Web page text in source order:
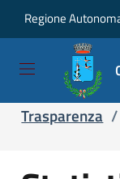
Salta e vai al
Salta e vai al
Regione
/ Servizi
Trasparenza /